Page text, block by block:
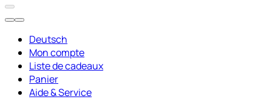
Deutsch
Mon compte
Liste de cadeaux
Panier
Aide & Service